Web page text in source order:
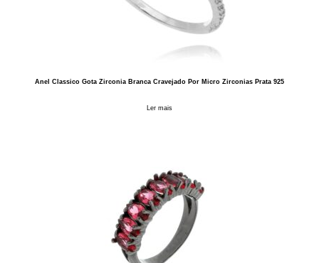
Anel Classico Gota Zirconia Branca Cravejado Por Micro Zirconias Prata 925
Ler mais